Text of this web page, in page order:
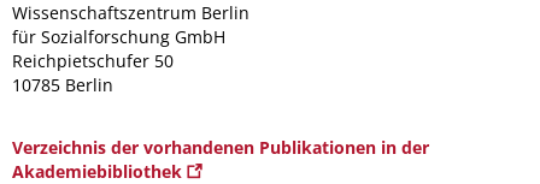
Wissenschaftszentrum Berlin
für Sozialforschung GmbH
Reichpietschufer 50
10785 Berlin
Verzeichnis der vorhandenen Publikationen in der
Akademiebibliothek